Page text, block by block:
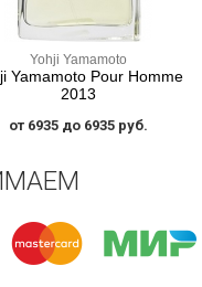
Yohji Yamamoto
Yamamoto Pour Homme
2013
от 6935 до 6935 руб.